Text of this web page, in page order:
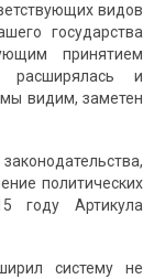
видов
государства
принятием
расширялась и
видим, заметен
политических
году Артикула
систему не